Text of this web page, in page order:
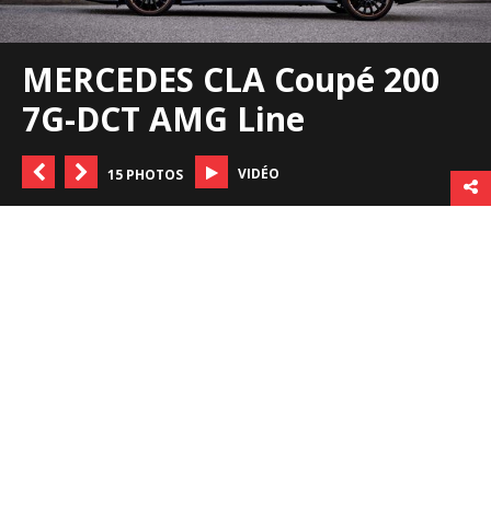
MERCEDES CLA Coupé 200
7G-DCT AMG Line
15 PHOTOS VIDÉO